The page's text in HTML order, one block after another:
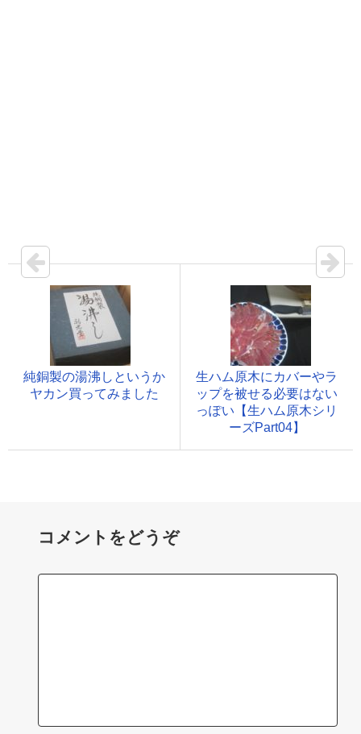
純銅製の湯沸しというか
ヤカン買ってみました
生ハム原木にカバーやラ
ップを被せる必要はない
っぽい【生ハム原木シリ
ーズPart04】
コメントをどうぞ